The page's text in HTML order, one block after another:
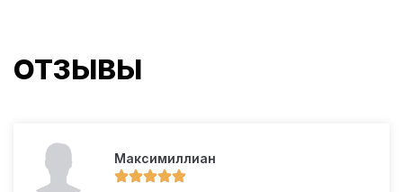
ОТЗЫВЫ
Максимиллиан